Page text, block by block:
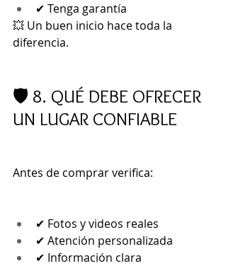
✔ Tenga garantía
💥 Un buen inicio hace toda la
diferencia.
🛡️ 8. QUÉ DEBE OFRECER
UN LUGAR CONFIABLE
Antes de comprar verifica:
✔ Fotos y videos reales
✔ Atención personalizada
✔ Información clara